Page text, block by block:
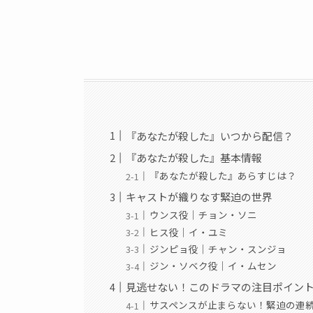
『あなたが殺した』いつから配信？
『あなたが殺した』基本情報
『あなたが殺した』あらすじは？
キャストが織りなす緊迫の世界
ウンス役｜チョン・ソニ
ヒス役｜イ・ユミ
ジンピョ役｜チャン・スンジョ
ジン・ソベク役｜イ・ムセン
見逃せない！このドラマの注目ポイント
サスペンスが止まらない！緊迫の連